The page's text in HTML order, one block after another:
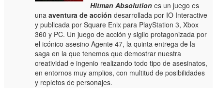
Hitman Absolution es un juego es
unaaventura de acción desarrollada por IO Interactive
y publicada por Square Enix para PlayStation 3, Xbox
360 y PC. Un juego de acción y sigilo protagonizada por
el icónico asesino Agente 47, la quinta entrega de la
saga en la que tenemos que demostrar nuestra
creatividad e ingenio realizando todo tipo de asesinatos,
en entornos muy amplios, con multitud de posibilidades
y repletos de personajes.